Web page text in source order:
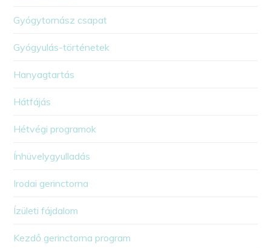
Gyógytornász csapat
Gyógyulás-történetek
Hanyagtartás
Hátfájás
Hétvégi programok
Ínhüvelygyulladás
Irodai gerinctorna
Ízületi fájdalom
Kezdő gerinctorna program